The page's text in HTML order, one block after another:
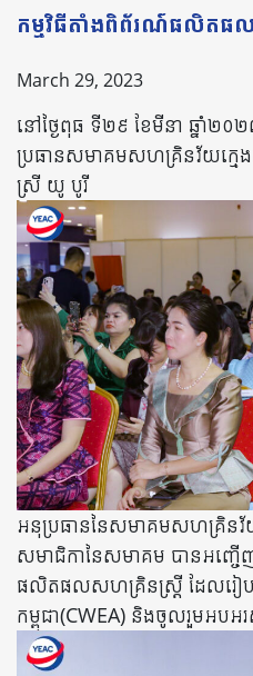
កម្មវិធីតាំងពិព័រណ៍ផលិតផ
March 29, 2023
នៅថ្ងៃពុធ ទី២៩ ខែមីនា ឆ្នាំ
ប្រធានសមាគមសហគ្រិនវ័យក្មេ
ស្រី យូ បូរី
អនុប្រធាននៃសមាគមសហគ្រិនវ័
សមាជិកានៃសមាគម បានអញ្ច
ផលិតផលសហគ្រិនស្ត្រី ដែលរ
កម្ពុជា(CWEA) និងចូលរួមអប